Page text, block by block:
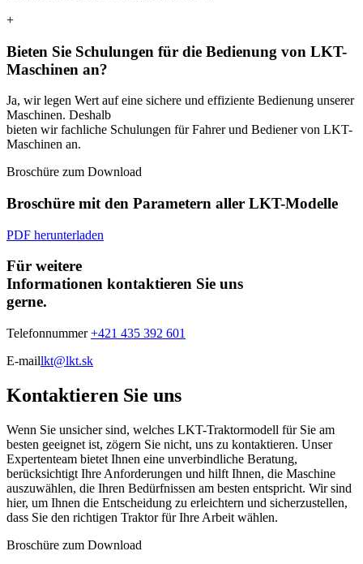
+
Bieten Sie Schulungen für die Bedienung von LKT-
Maschinen an?
Ja, wir legen Wert auf eine sichere und effiziente Bedienung unserer
Maschinen. Deshalb
bieten wir fachliche Schulungen für Fahrer und Bediener von LKT-
Maschinen an.
Broschüre zum Download
Broschüre mit den Parametern aller LKT-Modelle
PDF herunterladen
Für weitere
Informationen kontaktieren Sie uns
gerne.
Telefonnummer+421 435 392 601
E-maillkt@lkt.sk
Kontaktieren Sie uns
Wenn Sie unsicher sind, welches LKT-Traktormodell für Sie am
besten geeignet ist, zögern Sie nicht, uns zu kontaktieren. Unser
Expertenteam bietet Ihnen eine unverbindliche Beratung,
berücksichtigt Ihre Anforderungen und hilft Ihnen, die Maschine
auszuwählen, die Ihren Bedürfnissen am besten entspricht. Wir sind
hier, um Ihnen die Entscheidung zu erleichtern und sicherzustellen,
dass Sie den richtigen Traktor für Ihre Arbeit wählen.
Broschüre zum Download